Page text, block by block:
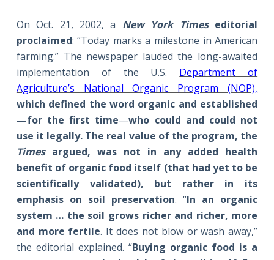
On Oct. 21, 2002, a New York Timeseditorial
proclaimed: “Today marks a milestone in American
farming.” The newspaper lauded the long-awaited
implementation of the U.S. Department of
Agriculture’s National Organic Program (NOP),
which defined the word organic and established
—for the first time—who could and could not
use it legally. The real value of the program, the
Timesargued, was not in any added health
benefit of organic food itself (that had yet to be
scientifically validated), but rather in its
emphasis on soil preservation. “In an organic
system … the soil grows richer and richer, more
and more fertile. It does not blow or wash away,”
the editorial explained. “Buying organic food is a